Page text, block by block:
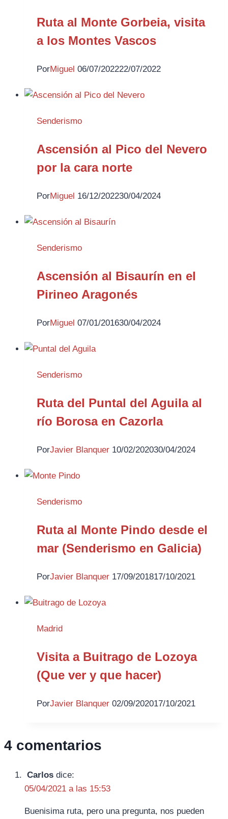
Ruta al Monte Gorbeia, visita
a los Montes Vascos
PorMiguel 06/07/202222/07/2022
Senderismo
Ascensión al Pico del Nevero
por la cara norte
PorMiguel 16/12/202230/04/2024
Senderismo
Ascensión al Bisaurín en el
Pirineo Aragonés
PorMiguel 07/01/201630/04/2024
Senderismo
Ruta del Puntal del Aguila al
río Borosa en Cazorla
PorJavier Blanquer 10/02/202030/04/2024
Senderismo
Ruta al Monte Pindo desde el
mar (Senderismo en Galicia)
PorJavier Blanquer 17/09/201817/10/2021
Madrid
Visita a Buitrago de Lozoya
(Que ver y que hacer)
PorJavier Blanquer 02/09/202017/10/2021
4 comentarios
Carlos dice:
05/04/2021 a las 15:53
Buenisima ruta, pero una pregunta, nos pueden